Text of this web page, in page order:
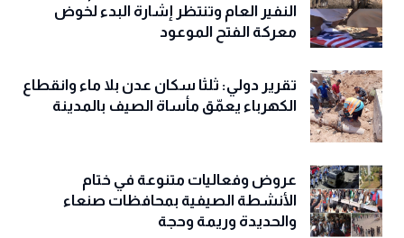
النفير العام وتنتظر إشارة البدء لخوض
معركة الفتح الموعود
تقرير دولي: ثلثا سكان عدن بلا ماء وانقطاع
الكهرباء يعمّق مأساة الصيف بالمدينة
عروض وفعاليات متنوعة في ختام
الأنشطة الصيفية بمحافظات صنعاء
والحديدة وريمة وحجة